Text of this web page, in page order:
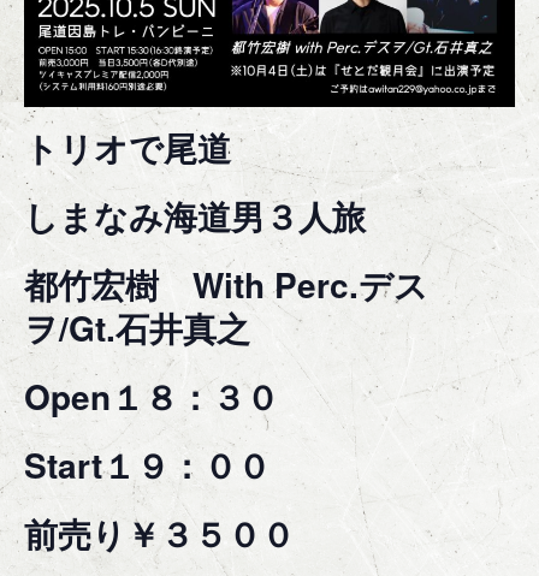
トリオで尾道
しまなみ海道男３人旅
都竹宏樹 With Perc.デス
ヲ/Gt.石井真之
Open１８：３０
Start１９：００
前売り￥３５００